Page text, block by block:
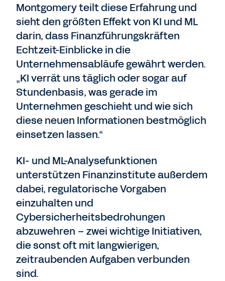
Montgomery teilt diese Erfahrung und
sieht den größten Effekt von KI und ML
darin, dass Finanzführungskräften
Echtzeit-Einblicke in die
Unternehmensabläufe gewährt werden.
„KI verrät uns täglich oder sogar auf
Stundenbasis, was gerade im
Unternehmen geschieht und wie sich
diese neuen Informationen bestmöglich
einsetzen lassen.“
KI- und ML-Analysefunktionen
unterstützen Finanzinstitute außerdem
dabei, regulatorische Vorgaben
einzuhalten und
Cybersicherheitsbedrohungen
abzuwehren – zwei wichtige Initiativen,
die sonst oft mit langwierigen,
zeitraubenden Aufgaben verbunden
sind.